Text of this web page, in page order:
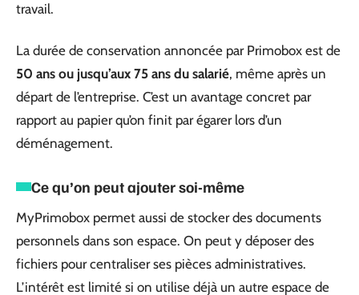
travail.
La durée de conservation annoncée par Primobox est de
50 ans ou jusqu’aux 75 ans du salarié, même après un
départ de l’entreprise. C’est un avantage concret par
rapport au papier qu’on finit par égarer lors d’un
déménagement.
Ce qu’on peut ajouter soi-même
MyPrimobox permet aussi de stocker des documents
personnels dans son espace. On peut y déposer des
fichiers pour centraliser ses pièces administratives.
L’intérêt est limité si on utilise déjà un autre espace de